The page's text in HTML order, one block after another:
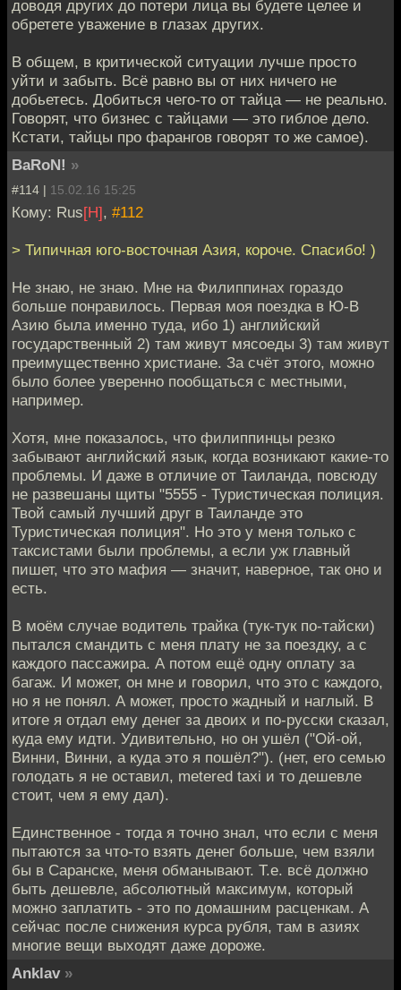
доводя других до потери лица вы будете целее и
обретете уважение в глазах других.
В общем, в критической ситуации лучше просто
уйти и забыть. Всё равно вы от них ничего не
добьетесь. Добиться чего-то от тайца — не реально.
Говорят, что бизнес с тайцами — это гиблое дело.
Кстати, тайцы про фарангов говорят то же самое).
BaRoN! »
#114 | 15.02.16 15:25
Кому: Rus[H], #112
> Типичная юго-восточная Азия, короче. Спасибо! )
Не знаю, не знаю. Мне на Филиппинах гораздо
больше понравилось. Первая моя поездка в Ю-В
Азию была именно туда, ибо 1) английский
государственный 2) там живут мясоеды 3) там живут
преимущественно христиане. За счёт этого, можно
было более уверенно пообщаться с местными,
например.
Хотя, мне показалось, что филиппинцы резко
забывают английский язык, когда возникают какие-то
проблемы. И даже в отличие от Таиланда, повсюду
не развешаны щиты "5555 - Туристическая полиция.
Твой самый лучший друг в Таиланде это
Туристическая полиция". Но это у меня только с
таксистами были проблемы, а если уж главный
пишет, что это мафия — значит, наверное, так оно и
есть.
В моём случае водитель трайка (тук-тук по-тайски)
пытался смандить с меня плату не за поездку, а с
каждого пассажира. А потом ещё одну оплату за
багаж. И может, он мне и говорил, что это с каждого,
но я не понял. А может, просто жадный и наглый. В
итоге я отдал ему денег за двоих и по-русски сказал,
куда ему идти. Удивительно, но он ушёл ("Ой-ой,
Винни, Винни, а куда это я пошёл?"). (нет, его семью
голодать я не оставил, metered taxi и то дешевле
стоит, чем я ему дал).
Единственное - тогда я точно знал, что если с меня
пытаются за что-то взять денег больше, чем взяли
бы в Саранске, меня обманывают. Т.е. всё должно
быть дешевле, абсолютный максимум, который
можно заплатить - это по домашним расценкам. А
сейчас после снижения курса рубля, там в азиях
многие вещи выходят даже дороже.
Anklav »